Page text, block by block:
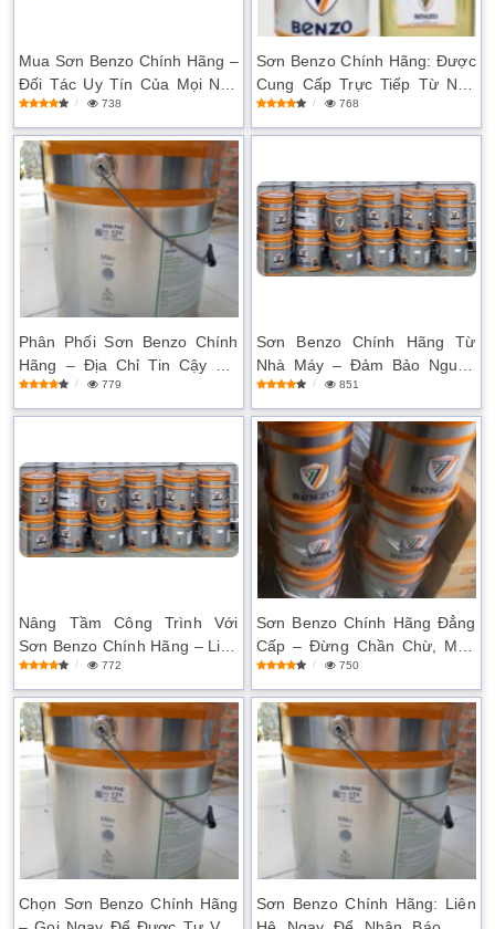
Mua Sơn Benzo Chính Hãng –
Đối Tác Uy Tín Của Mọi Nhà
Thầu
738
Sơn Benzo Chính Hãng: Được
Cung Cấp Trực Tiếp Từ Nhà
Sản Xuất
768
Phân Phối Sơn Benzo Chính
Hãng – Địa Chỉ Tin Cậy Tại
Việt Nam
779
Sơn Benzo Chính Hãng Từ
Nhà Máy – Đảm Bảo Nguồn
Gốc Rõ Ràng
851
Nâng Tầm Công Trình Với
Sơn Benzo Chính Hãng – Liên
Hệ Nhanh! 772
Sơn Benzo Chính Hãng Đẳng
Cấp – Đừng Chần Chừ, Mua
Ngay Hôm Nay!
750
Chọn Sơn Benzo Chính Hãng
Sơn Benzo Chính Hãng: Liên